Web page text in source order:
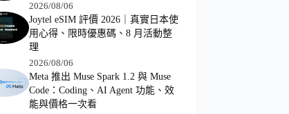
2026/08/06
Joytel eSIM 評價 2026｜真實日本使
用心得、限時優惠碼、8 月活動整
理
2026/08/06
Meta 推出 Muse Spark 1.2 與 Muse
Code：Coding、AI Agent 功能、效
能與價格一次看